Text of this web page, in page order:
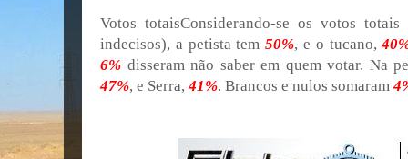
Votos totaisConsiderando-se os votos
indecisos), a petista tem50%, e o tucano,
6% disseram não saber em quem votar. Na
47%, e Serra,41%. Brancos e nulos somaram